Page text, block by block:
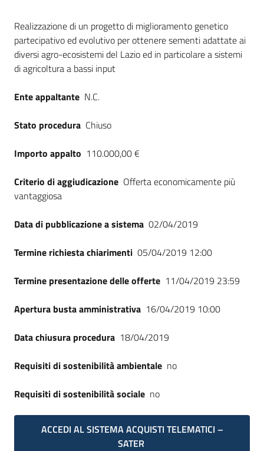
telematiche
English
Seguici
su
Dati del bando
Realizzazione di un progetto di miglioramento genetico
partecipativo ed evolutivo per ottenere sementi adattate ai
diversi agro-ecosistemi del Lazio ed in particolare a sistemi
di agricoltura a bassi input
Ente appaltante N.C.
Stato procedura Chiuso
Importo appalto 110.000,00 €
Criterio di aggiudicazione Offerta economicamente più
vantaggiosa
Data di pubblicazione a sistema 02/04/2019
Termine richiesta chiarimenti 05/04/2019 12:00
Termine presentazione delle offerte 11/04/2019 23:59
Apertura busta amministrativa 16/04/2019 10:00
Data chiusura procedura 18/04/2019
Requisiti di sostenibilità ambientale no
Requisiti di sostenibilità sociale no
ACCEDI AL SISTEMA ACQUISTI TELEMATICI –
SATER